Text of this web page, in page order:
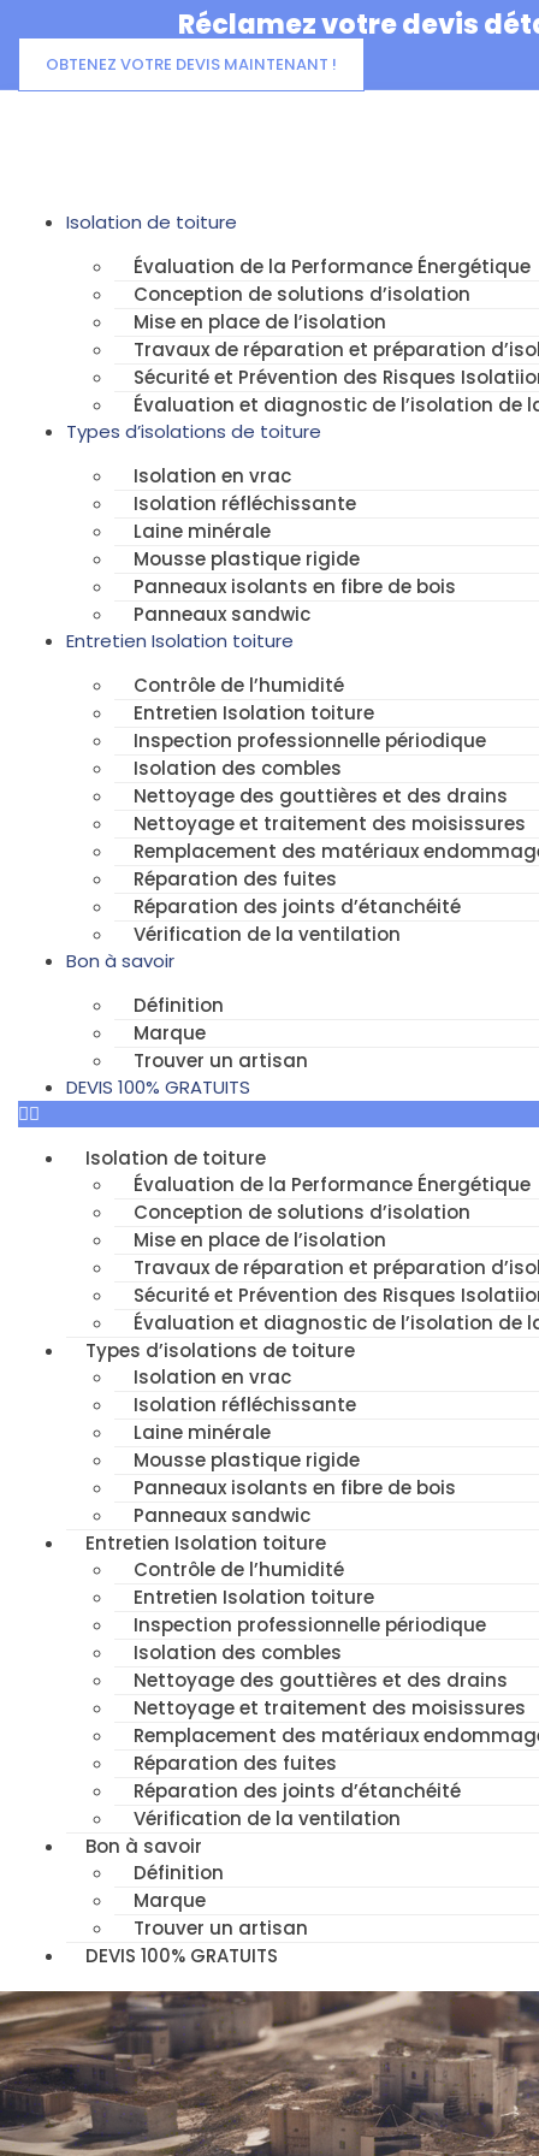
au
contenu
Réclamez votre devis
OBTENEZ VOTRE DEVIS MAINTENANT !
Isolation de toiture
Évaluation de la Performance Énergétique
Conception de solutions d’isolation
Mise en place de l’isolation
Travaux de réparation et préparation
Sécurité et Prévention des Risques
Évaluation et diagnostic de l’isolation de
Types d’isolations de toiture
Isolation en vrac
Isolation réfléchissante
Laine minérale
Mousse plastique rigide
Panneaux isolants en fibre de bois
Panneaux sandwic
Entretien Isolation toiture
Contrôle de l’humidité
Entretien Isolation toiture
Inspection professionnelle périodique
Isolation des combles
Nettoyage des gouttières et des drains
Nettoyage et traitement des moisissures
Remplacement des matériaux
Réparation des fuites
Réparation des joints d’étanchéité
Vérification de la ventilation
Bon à savoir
Définition
Marque
Trouver un artisan
DEVIS 100% GRATUITS
Isolation de toiture
Évaluation de la Performance Énergétique
Conception de solutions d’isolation
Mise en place de l’isolation
Travaux de réparation et préparation
Sécurité et Prévention des Risques
Évaluation et diagnostic de l’isolation de
Types d’isolations de toiture
Isolation en vrac
Isolation réfléchissante
Laine minérale
Mousse plastique rigide
Panneaux isolants en fibre de bois
Panneaux sandwic
Entretien Isolation toiture
Contrôle de l’humidité
Entretien Isolation toiture
Inspection professionnelle périodique
Isolation des combles
Nettoyage des gouttières et des drains
Nettoyage et traitement des moisissures
Remplacement des matériaux
Réparation des fuites
Réparation des joints d’étanchéité
Vérification de la ventilation
Bon à savoir
Définition
Marque
Trouver un artisan
DEVIS 100% GRATUITS